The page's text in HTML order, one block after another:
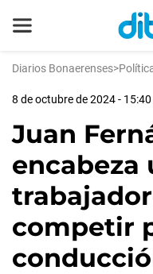
Diarios Bonaerenses>
8 de octubre de 2024 - 15:40
Juan
encabeza
competir